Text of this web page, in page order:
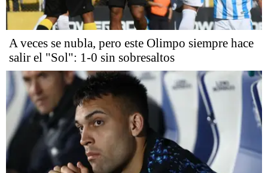
A veces se nubla, pero este Olimpo siempre hace
salir el "Sol": 1-0 sin sobresaltos